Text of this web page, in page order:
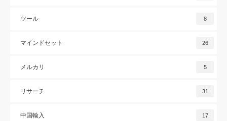
ツール 8
マインドセット 26
メルカリ 5
リサーチ 31
中国輸入 17